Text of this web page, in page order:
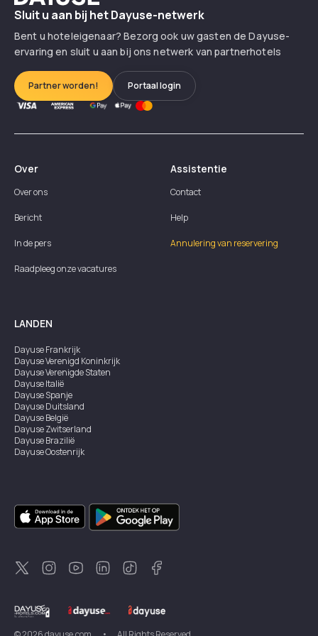
Sluit u aan bij het Dayuse-netwerk
Bent u hoteleigenaar? Bezorg ook uw gasten de Dayuse-
ervaring en sluit u aan bij ons netwerk van partnerhotels
Partner worden! Portaal login
Over
Over ons
Bericht
In de pers
Raadpleeg onze vacatures
Assistentie
Contact
Help
Annulering van reservering
LANDEN
DayuseFrankrijk
DayuseVerenigd Koninkrijk
DayuseVerenigde Staten
DayuseItalië
DayuseSpanje
DayuseDuitsland
DayuseBelgië
DayuseZwitserland
DayuseBrazilië
DayuseOostenrijk
DayuseSingapore
DayuseZweden
DayuseThailand
DayuseNieuw-Zeeland
DayuseTurkiye